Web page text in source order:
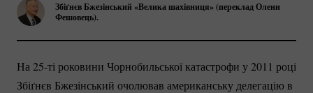
Збіґнєв Бжезінський «Велика шахівниця» (переклад Олени
Фешовець).
На 25-ті роковини Чорнобильської катастрофи у 2011 році
Збіґнєв Бжезінський очолював американську делегацію в